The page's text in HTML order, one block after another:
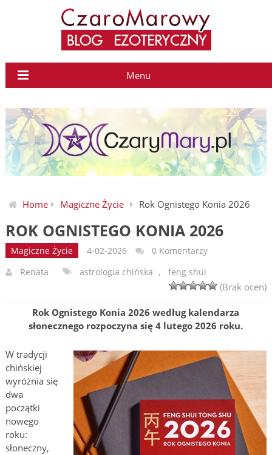
Menu
Home Magiczne Życie Rok Ognistego Konia 2026
ROK OGNISTEGO KONIA 2026
Magiczne Życie 4-02-2026
0 Komentarzy
Renata
astrologia chińska , feng shui
(Brak ocen)
Rok Ognistego Konia 2026 według kalendarza
słonecznego rozpoczyna się 4 lutego 2026 roku.
W tradycji
chińskiej
wyróżnia się
dwa
początki
nowego
roku:
słoneczny,